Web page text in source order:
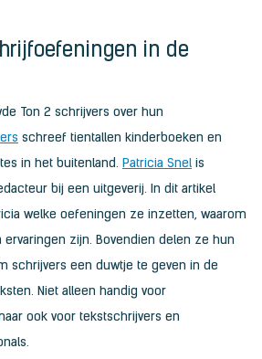
in de
Ton 2 schrijvers over hun
schreef tientallen kinderboeken en
in het buitenland. Patricia Snel is
bij een uitgeverij. In dit artikel
welke oefeningen ze inzetten, waarom
zijn. Bovendien delen ze hun
schrijvers een duwtje te geven in de
Niet alleen handig voor
ook voor tekstschrijvers en